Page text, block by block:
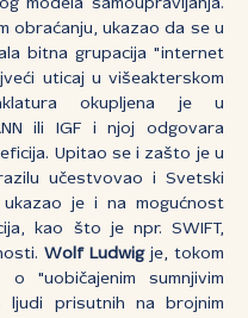
modela samoupravljanja.
obraćanju, ukazao da se u
bitna grupacija "internet
uticaj u višeakterskom
okupljena je u
ili IGF i njoj odgovara
Upitao se i zašto je u
učestvovao i Svetski
je i na mogućnost
kao što je npr. SWIFT,
Wolf Ludwigje, tokom
"uobičajenim sumnjivim
ljudi prisutnih na brojnim